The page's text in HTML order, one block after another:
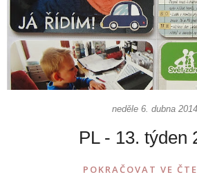
neděle 6. dubna 2014
PL - 13. týden
POKRAČOVAT VE